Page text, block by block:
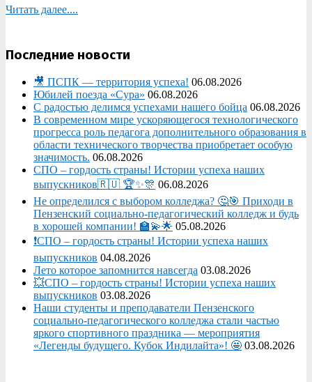
Читать далее....
Последние новости
🎥 ПСПК — территория успеха! 06.08.2026
Юбилей поезда «Сура» 06.08.2026
С радостью делимся успехами нашего бойца 06.08.2026
В современном мире ускоряющегося технологического
прогресса роль педагога дополнительного образования в
области технического творчества приобретает особую
значимость. 06.08.2026
СПО – гордость страны! Истории успеха наших
выпускников🇷🇺 🏆✨🎊 06.08.2026
Не определился с выбором колледжа? 🤔🎯 Приходи в
Пензенский социально-педагогический колледж и будь
в хорошей компании! 🏫💫🌟 05.08.2026
❗СПО – гордость страны! Истории успеха наших
выпускников 04.08.2026
Лето которое запомнится навсегда 03.08.2026
💥СПО – гордость страны! Истории успеха наших
выпускников 03.08.2026
Наши студенты и преподаватели Пензенского
социально‑педагогического колледжа стали частью
яркого спортивного праздника — мероприятия
«Легенды будущего. Кубок Индилайта»! 🤩 03.08.2026